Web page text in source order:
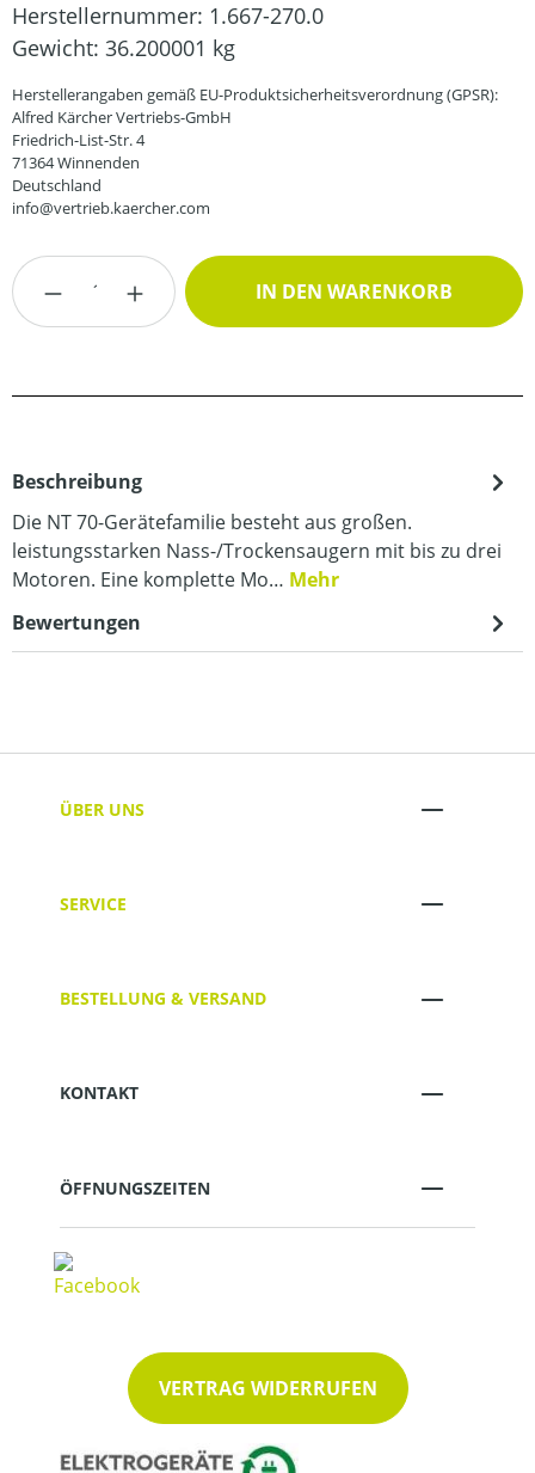
Herstellernummer: 1.667-270.0
Gewicht: 36.200001 kg
Herstellerangaben gemäß EU-Produktsicherheitsverordnung (GPSR):
Alfred Kärcher Vertriebs-GmbH
Friedrich-List-Str. 4
71364 Winnenden
Deutschland
info@vertrieb.kaercher.com
Produkt Anzahl: Gib den gewünschten
IN DEN WARENKORB
Beschreibung
Die NT 70-Gerätefamilie besteht aus großen.
leistungsstarken Nass-/Trockensaugern mit bis zu drei
Motoren. Eine komplette Mo… Mehr
Bewertungen
ÜBER UNS
SERVICE
BESTELLUNG & VERSAND
KONTAKT
ÖFFNUNGSZEITEN
VERTRAG WIDERRUFEN